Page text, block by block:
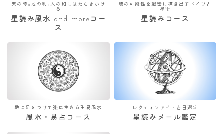
天の時×地の利×人の和にはたらきかけ
る
星読み風水 and moreコー
ス
魂の可能性を緻密に描き出すドイツ占
星術
星読みコース
地に足をつけて楽に生きる卍易風水
風水・易占コース
レクティファイ・吉日選定
星読みメール鑑定